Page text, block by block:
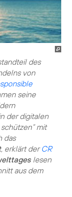
des
von
seine
der digitalen
mit
das
, erklärt der CR
lesen
aus dem